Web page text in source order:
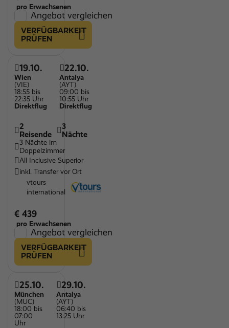
pro Erwachsenen
Angebot vergleichen
VERFÜGBARKEIT
PRÜFEN
19.10.
Wien
(VIE)
18:55 bis
22:35 Uhr
Direktflug
22.10.
Antalya
(AYT)
09:00 bis
10:55 Uhr
Direktflug
2
Reisende
3
Nächte
3 Nächte im
Doppelzimmer
All Inclusive Superior
inkl. Transfer vor Ort
vtours
international
€ 439
pro Erwachsenen
Angebot vergleichen
VERFÜGBARKEIT
PRÜFEN
25.10.
München
(MUC)
18:00 bis
07:00
Uhr
29.10.
Antalya
(AYT)
06:40 bis
13:25 Uhr